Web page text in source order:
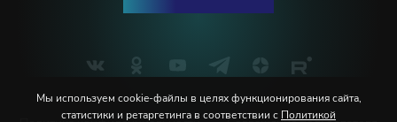
Мы используем cookie-файлы в целях функционирования сайта,
статистики и ретаргетинга в соответствии с Политикой